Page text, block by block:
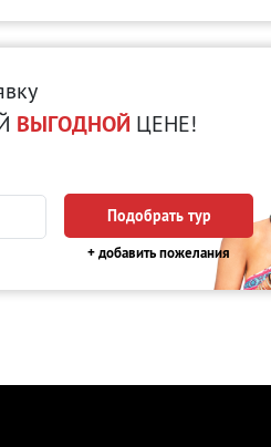
ВЫГОДНОЙ ЦЕНЕ!
Подобрать тур
+ добавить пожелания